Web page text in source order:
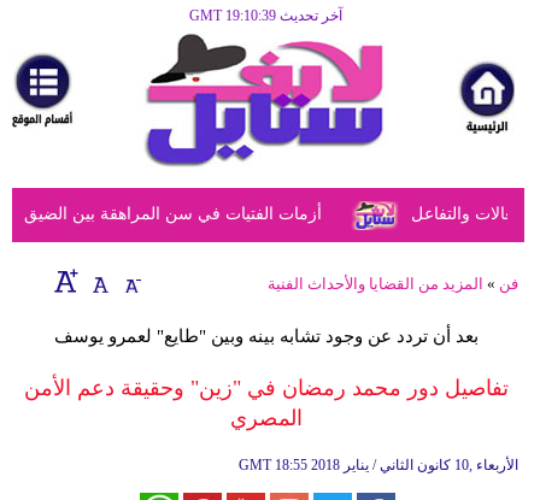
آخر تحديث GMT 19:10:39
مرأة
أزياء
أزياء
إسلامية
صحة
أزمات الفتيات في سن المراهقة بين الضيق والتفاعل
فن » المزيد من القضايا والأحداث الفنية
بعد أن تردد عن وجود تشابه بينه وبين "طايع" لعمرو يوسف
تفاصيل دور محمد رمضان في "زين" وحقيقة دعم الأمن
المصري
GMT 18:55 2018 الأربعاء ,10 كانون الثاني / يناير